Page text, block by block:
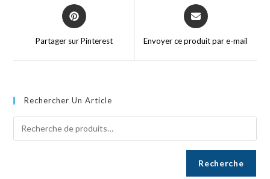
Partager sur Pinterest Envoyer ce produit par e-mail
Rechercher Un Article
Recherche